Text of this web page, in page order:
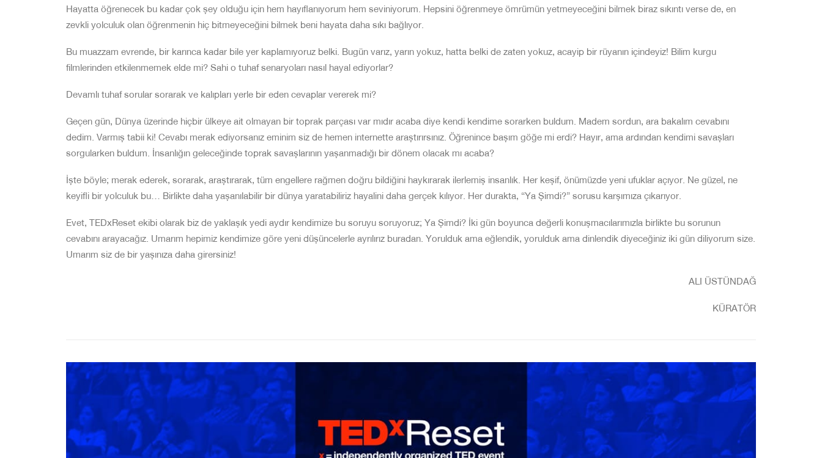
Hayatta öğrenecek bu kadar çok şey olduğu için hem hayıflanıyorum hem seviniyorum. Hepsini öğrenmeye ömrümün yetmeyeceğini bilmek biraz sıkıntı verse de, en
zevkli yolculuk olan öğrenmenin hiç bitmeyeceğini bilmek beni hayata daha sıkı bağlıyor.
Bu muazzam evrende, bir karınca kadar bile yer kaplamıyoruz belki. Bugün varız, yarın yokuz, hatta belki de zaten yokuz, acayip bir rüyanın içindeyiz! Bilim kurgu
filmlerinden etkilenmemek elde mi? Sahi o tuhaf senaryoları nasıl hayal ediyorlar?
Devamlı tuhaf sorular sorarak ve kalıpları yerle bir eden cevaplar vererek mi?
Geçen gün, Dünya üzerinde hiçbir ülkeye ait olmayan bir toprak parçası var mıdır acaba diye kendi kendime sorarken buldum. Madem sordun, ara bakalım cevabını
dedim. Varmış tabii ki! Cevabı merak ediyorsanız eminim siz de hemen internette araştırırsınız. Öğrenince başım göğe mi erdi? Hayır, ama ardından kendimi savaşları
sorgularken buldum. İnsanlığın geleceğinde toprak savaşlarının yaşanmadığı bir dönem olacak mı acaba?
İşte böyle; merak ederek, sorarak, araştırarak, tüm engellere rağmen doğru bildiğini haykırarak ilerlemiş insanlık. Her keşif, önümüzde yeni ufuklar açıyor. Ne güzel, ne
keyifli bir yolculuk bu… Birlikte daha yaşanılabilir bir dünya yaratabiliriz hayalini daha gerçek kılıyor. Her durakta, “Ya Şimdi?” sorusu karşımıza çıkarıyor.
Evet, TEDxReset ekibi olarak biz de yaklaşık yedi aydır kendimize bu soruyu soruyoruz; Ya Şimdi? İki gün boyunca değerli konuşmacılarımızla birlikte bu sorunun
cevabını arayacağız. Umarım hepimiz kendimize göre yeni düşüncelerle ayrılırız buradan. Yorulduk ama eğlendik, yorulduk ama dinlendik diyeceğiniz iki gün diliyorum size.
Umarım siz de bir yaşınıza daha girersiniz!
ALI ÜSTÜNDAĞ
KÜRATÖR